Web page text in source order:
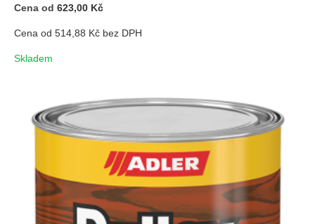
Cena od 623,00 Kč
Cena od 514,88 Kč bez DPH
Skladem